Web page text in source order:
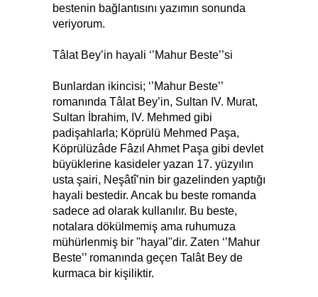
bestenin bağlantısını yazımın sonunda
veriyorum.
Tâlat Bey’in hayali ‘’Mahur Beste’’si
Bunlardan ikincisi; ‘’Mahur Beste’’
romanında Tâlat Bey’in, Sultan IV. Murat,
Sultan İbrahim, IV. Mehmed gibi
padişahlarla; Köprülü Mehmed Paşa,
Köprülüzâde Fâzıl Ahmet Paşa gibi devlet
büyüklerine kasideler yazan 17. yüzyılın
usta şairi, Neşâtî’nin bir gazelinden yaptığı
hayali bestedir. Ancak bu beste romanda
sadece ad olarak kullanılır. Bu beste,
notalara dökülmemiş ama ruhumuza
mühürlenmiş bir "hayal"dir. Zaten ‘’Mahur
Beste’’ romanında geçen Talât Bey de
kurmaca bir kişiliktir.